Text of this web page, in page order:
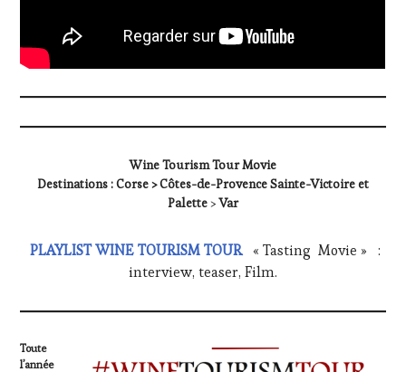
Wine Tourism Tour Movie
Destinations : Corse > Côtes-de-Provence Sainte-Victoire et
Palette>Var
PLAYLIST WINE TOURISM TOUR « Tasting Movie » :
interview, teaser, Film.
Toute
l’année